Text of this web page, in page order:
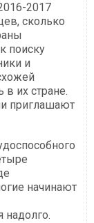
2017
сколько
поиску
и
в их стране.
приглашают
начинают
надолго.